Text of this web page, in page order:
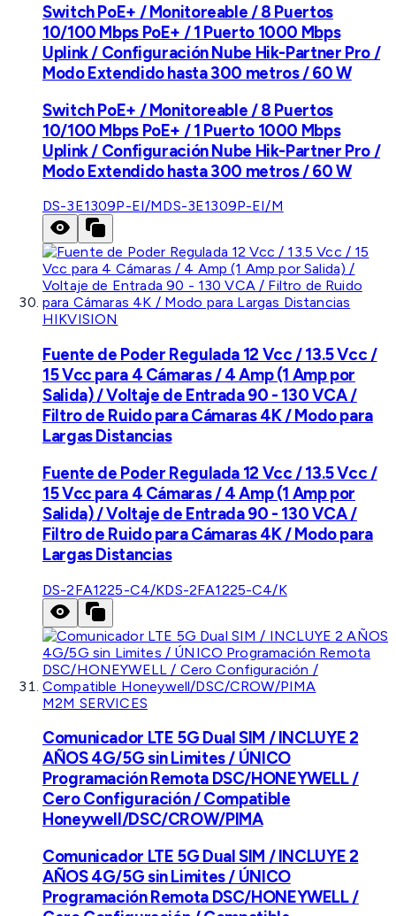
Switch PoE+ / Monitoreable / 8 Puertos
10/100 Mbps PoE+ / 1 Puerto 1000 Mbps
Uplink / Configuración Nube Hik-Partner Pro /
Modo Extendido hasta 300 metros / 60 W
Switch PoE+ / Monitoreable / 8 Puertos
10/100 Mbps PoE+ / 1 Puerto 1000 Mbps
Uplink / Configuración Nube Hik-Partner Pro /
Modo Extendido hasta 300 metros / 60 W
DS-3E1309P-EI/MDS-3E1309P-EI/M
HIKVISION
Fuente de Poder Regulada 12 Vcc / 13.5 Vcc /
15 Vcc para 4 Cámaras / 4 Amp (1 Amp por
Salida) / Voltaje de Entrada 90 - 130 VCA /
Filtro de Ruido para Cámaras 4K / Modo para
Largas Distancias
Fuente de Poder Regulada 12 Vcc / 13.5 Vcc /
15 Vcc para 4 Cámaras / 4 Amp (1 Amp por
Salida) / Voltaje de Entrada 90 - 130 VCA /
Filtro de Ruido para Cámaras 4K / Modo para
Largas Distancias
DS-2FA1225-C4/KDS-2FA1225-C4/K
M2M SERVICES
Comunicador LTE 5G Dual SIM / INCLUYE 2
AÑOS 4G/5G sin Limites / ÚNICO
Programación Remota DSC/HONEYWELL /
Cero Configuración / Compatible
Honeywell/DSC/CROW/PIMA
Comunicador LTE 5G Dual SIM / INCLUYE 2
AÑOS 4G/5G sin Limites / ÚNICO
Programación Remota DSC/HONEYWELL /